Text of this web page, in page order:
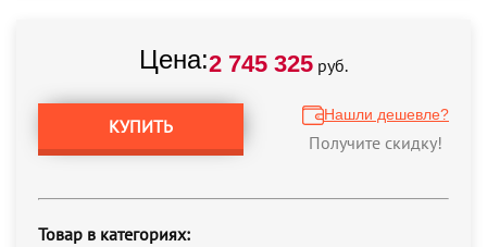
Цена:2 745 325 руб.
КУПИТЬ
Нашли дешевле?
Получите скидку!
Товар в категориях: